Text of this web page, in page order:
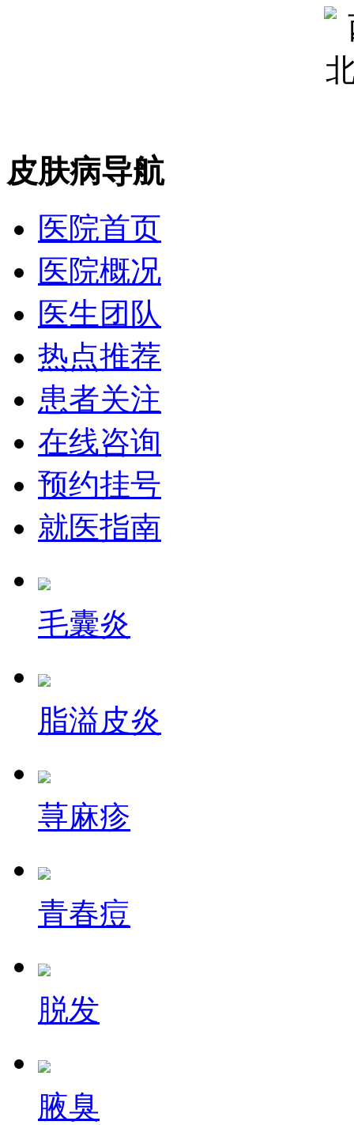
皮肤病导航
医院首页
医院概况
医生团队
热点推荐
患者关注
在线咨询
预约挂号
就医指南
毛囊炎
脂溢皮炎
荨麻疹
青春痘
脱发
腋臭